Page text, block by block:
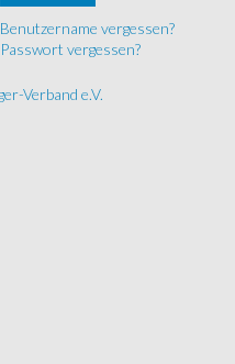
Benutzername vergessen?
Passwort vergessen?